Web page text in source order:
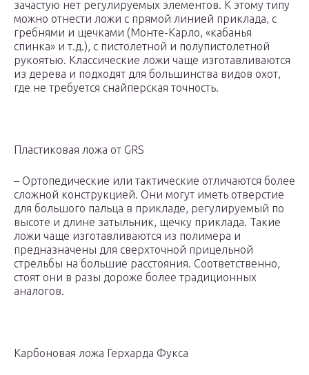
зачастую нет регулируемых элементов. К этому типу
можно отнести ложи с прямой линией приклада, с
гребнями и щечками (Монте-Карло, «кабанья
спинка» и т.д.), с пистолетной и полупистолетной
рукоятью. Классические ложи чаще изготавливаются
из дерева и подходят для большинства видов охот,
где не требуется снайперская точность.
Пластиковая ложа от GRS
– Ортопедические или тактические отличаются более
сложной конструкцией. Они могут иметь отверстие
для большого пальца в прикладе, регулируемый по
высоте и длине затыльник, щечку приклада. Такие
ложи чаще изготавливаются из полимера и
предназначены для сверхточной прицельной
стрельбы на большие расстояния. Соответственно,
стоят они в разы дороже более традиционных
аналогов.
Карбоновая ложа Герхарда Фукса